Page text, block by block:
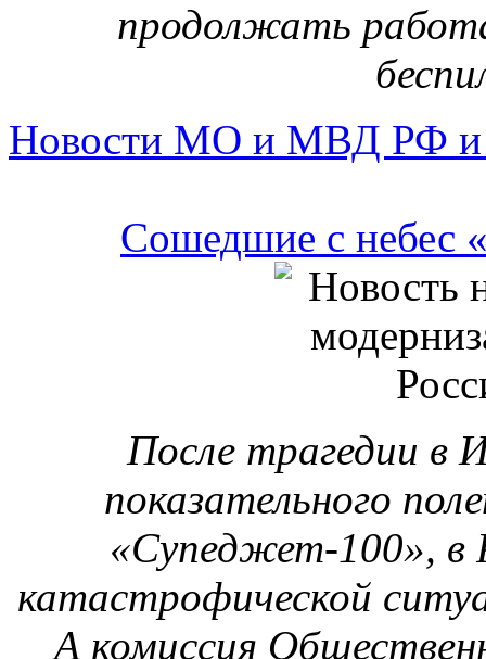
После трагедии в
«Супеджет-100», в
катастрофической
А комиссия
безопасности и вовсе
Генпрокуратура
авиакатастроф:
с человеческим
примеров тому
хоккейной